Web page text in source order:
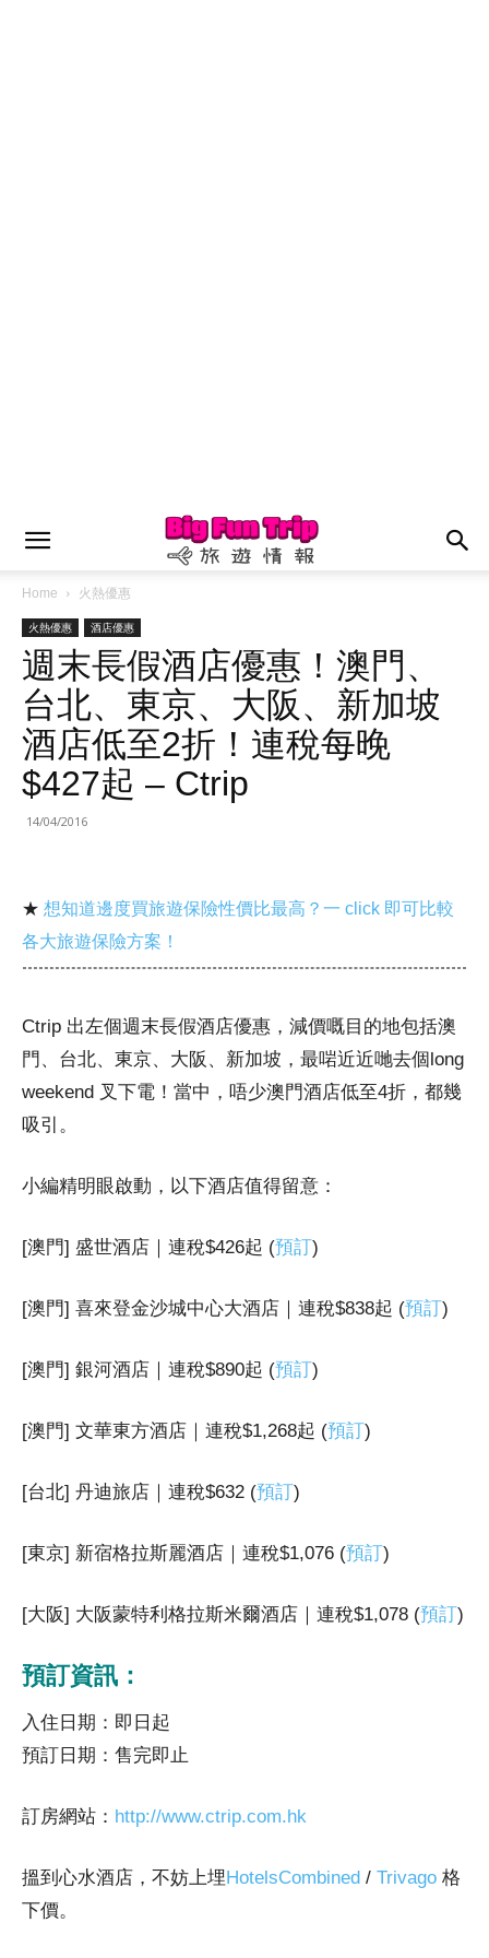
Home 火熱優惠
火熱優惠 酒店優惠
週末長假酒店優惠！澳門、
台北、東京、大阪、新加坡
酒店低至2折！連稅每晚
$427起 – Ctrip
14/04/2016
★ 想知道邊度買旅遊保險性價比最高？一 click 即可比較
各大旅遊保險方案！
Ctrip 出左個週末長假酒店優惠，減價嘅目的地包括澳
門、台北、東京、大阪、新加坡，最啱近近哋去個long
weekend 叉下電！當中，唔少澳門酒店低至4折，都幾
吸引。
小編精明眼啟動，以下酒店值得留意：
[澳門] 盛世酒店｜連稅$426起 (預訂)
[澳門] 喜來登金沙城中心大酒店｜連稅$838起 (預訂)
[澳門] 銀河酒店｜連稅$890起 (預訂)
[澳門] 文華東方酒店｜連稅$1,268起 (預訂)
[台北] 丹迪旅店｜連稅$632 (預訂)
[東京] 新宿格拉斯麗酒店｜連稅$1,076 (預訂)
[大阪] 大阪蒙特利格拉斯米爾酒店｜連稅$1,078 (預訂)
預訂資訊：
入住日期：即日起
預訂日期：售完即止
訂房網站： http://www.ctrip.com.hk
搵到心水酒店，不妨上埋HotelsCombined / Trivago 格
下價。